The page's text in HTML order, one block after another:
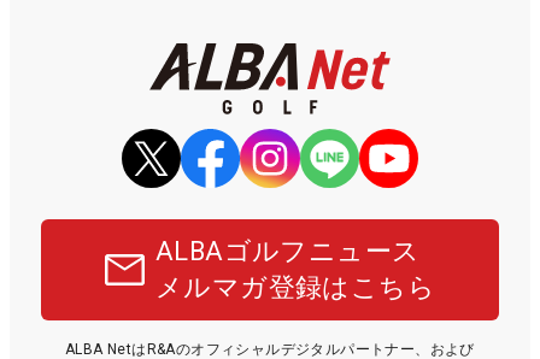
ALBAゴルフニュース
メルマガ登録はこちら
ALBA NetはR&Aのオフィシャルデジタルパートナー、および